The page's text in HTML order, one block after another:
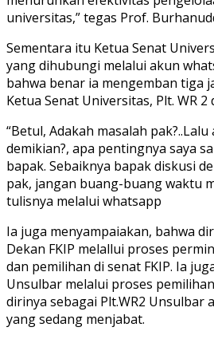
universitas,” tegas Prof.
Sementara itu Ketua Senat
yang dihubungi melalui akun
bahwa benar ia mengemban tiga
Ketua Senat Universitas, Plt. WR 2
“Betul, Adakah masalah
demikian?, apa pentingnya saya
bapak. Sebaiknya bapak diskusi
pak, jangan buang-buang waktu
tulisnya melalui whatsapp
Ia juga menyampaiakan, bahwa
Dekan FKIP melallui proses
dan pemilihan di senat FKIP. Ia
Unsulbar melalui proses
dirinya sebagai Plt.WR2 Unsulbar
yang sedang menjabat.